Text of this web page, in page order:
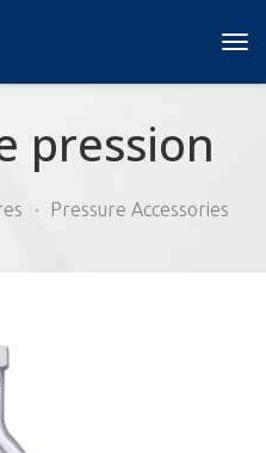
pression
Pressure Accessories